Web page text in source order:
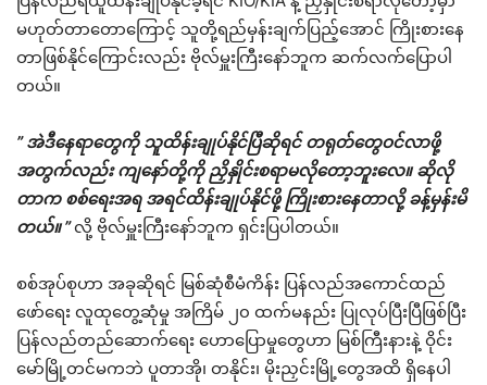
မဟုတ်တာတောကြောင့် သူတို့ရည်မှန်းချက်ပြည့်အောင် ကြိုးစားနေ
တာဖြစ်နိုင်ကြောင်းလည်း ဗိုလ်မှူးကြီးနော်ဘူက ဆက်လက်ပြောပါ
တယ်။
”အဲဒီနေရာတွေကို သူထိန်းချုပ်နိုင်ပြီဆိုရင် တရုတ်တွေဝင်လာဖို့
အတွက်လည်း ကျနော်တို့ကို ညှိနှိုင်းစရာမလိုတော့ဘူးလေ။ ဆိုလို
တာက စစ်ရေးအရ အရင်ထိန်းချုပ်နိုင်ဖို့ ကြိုးစားနေတာလို့ ခန့်မှန်းမိ
တယ်။”လို့ ဗိုလ်မှူးကြီးနော်ဘူက ရှင်းပြပါတယ်။
စစ်အုပ်စုဟာ အခုဆိုရင် မြစ်ဆုံစီမံကိန်း ပြန်လည်အကောင်ထည်
ဖော်ရေး လူထုတွေ့ဆုံမှု အကြိမ် ၂၀ ထက်မနည်း ပြုလုပ်ပြီးပြီဖြစ်ပြီး
ပြန်လည်တည်ဆောက်ရေး ဟောပြောမှုတွေဟာ မြစ်ကြီးနားနဲ့ ဝိုင်း
မော်မြို့တင်မကဘဲ ပူတာအို၊ တနိုင်း၊ မိုးညှင်းမြို့တွေအထိ ရှိနေပါ